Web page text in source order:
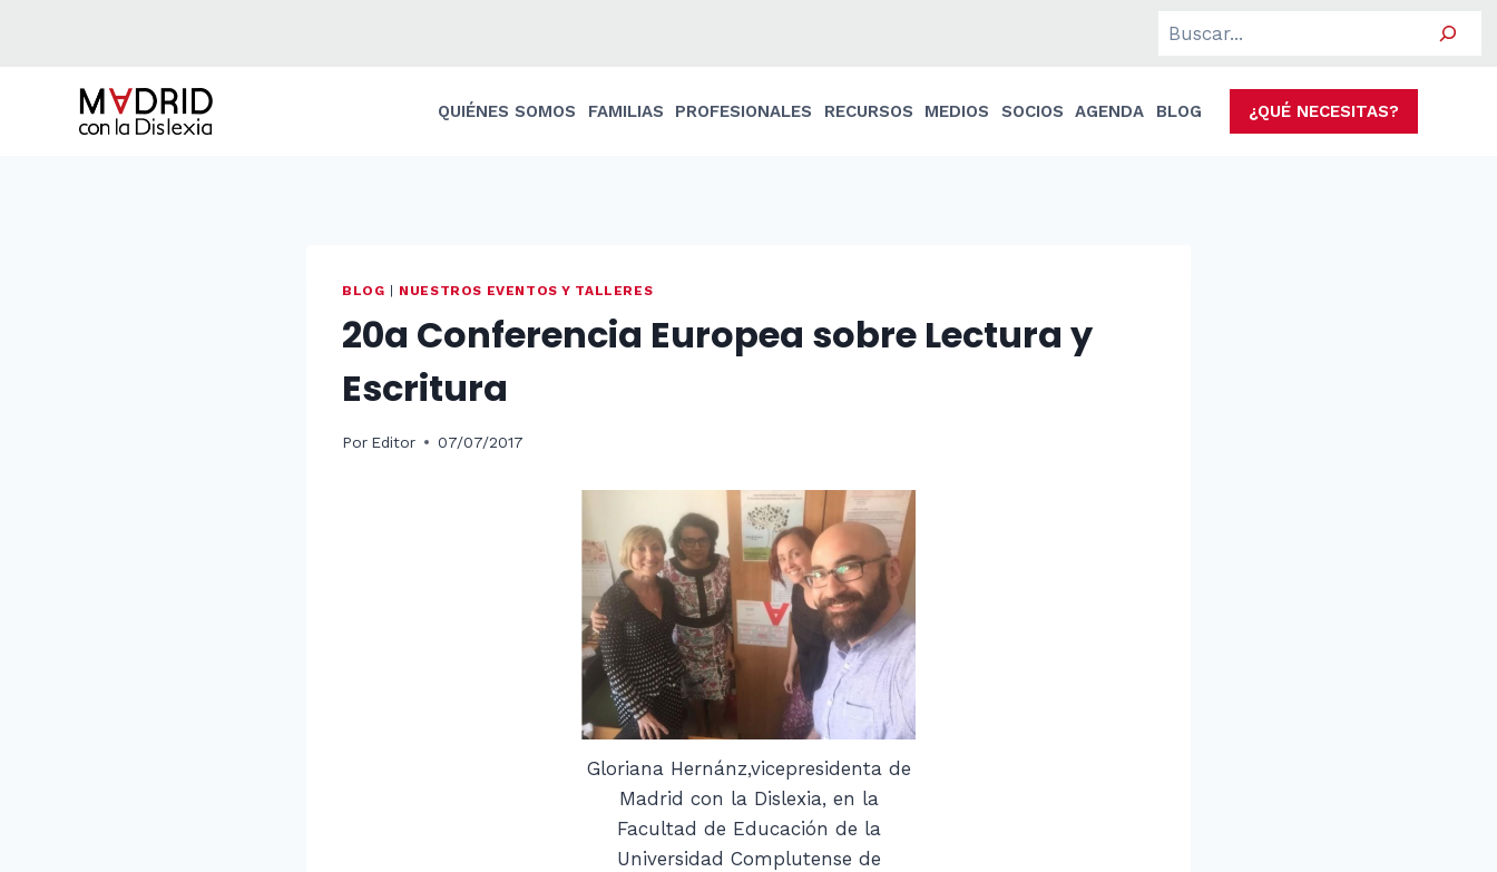
Search
QUIÉNES SOMOS FAMILIAS PROFESIONALES RECURSOS MEDIOS SOCIOS AGENDA BLOG ¿QUÉ NECESITAS?
BLOG NUESTROS EVENTOS Y TALLERES
20a Conferencia Europea sobre Lectura y
Escritura
Por Editor 07/07/2017
Gloriana Hernánz,vicepresidenta de
Madrid con la Dislexia, en la
Facultad de Educación de la
Universidad Complutense de